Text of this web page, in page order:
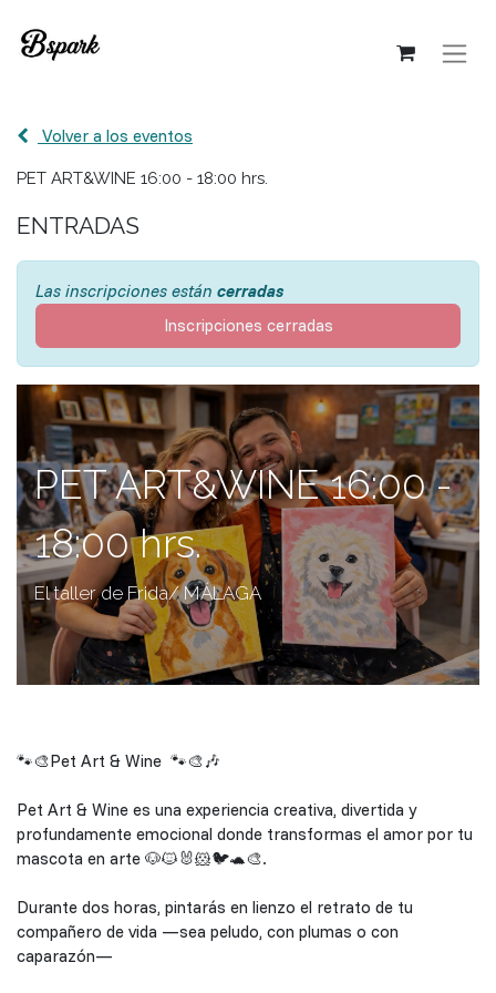
Volver a los eventos
PET ART&WINE 16:00 - 18:00 hrs.
ENTRADAS
Las inscripciones están cerradas
Inscripciones cerradas
PET ART&WINE 16:00 -
18:00 hrs.
El taller de Frida/ MÁLAGA
🐾🎨Pet Art & Wine 🐾🎨🎶
Pet Art & Wine es una experiencia creativa, divertida y
profundamente emocional donde transformas el amor por tu
mascota en arte 🐶🐱🐰🐹🐦🐢🎨.
Durante dos horas, pintarás en lienzo el retrato de tu
compañero de vida —sea peludo, con plumas o con
caparazón—